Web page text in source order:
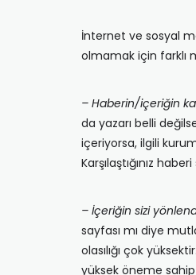
İnternet ve sosyal
olmamak için farklı
– Haberin/içeriğin
da yazarı belli
içeriyorsa, ilgili
Karşılaştığınız
– İçeriğin sizi
sayfası mı diye
olasılığı çok
yüksek öneme sahip